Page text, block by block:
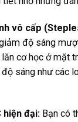
vô cấp
độ sáng
cơ học ở mặt
sáng như các
hiện đại: Bạn có